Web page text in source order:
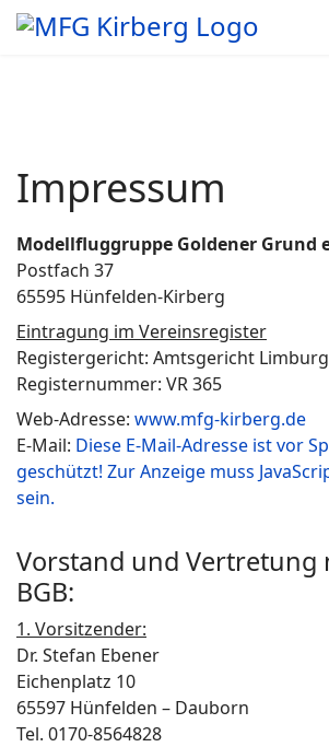
Impressum
Modellfluggruppe Goldener Grund
Postfach 37
65595 Hünfelden-Kirberg
Eintragung im Vereinsregister
Registergericht: Amtsgericht
Registernummer: VR 365
Web-Adresse: www.mfg-kirberg.de
E-Mail: Diese E-Mail-Adresse ist vor
geschützt! Zur Anzeige muss
sein.
Vorstand und Vertretung
BGB:
1. Vorsitzender:
Dr. Stefan Ebener
Eichenplatz 10
65597 Hünfelden – Dauborn
Tel. 0170-8564828